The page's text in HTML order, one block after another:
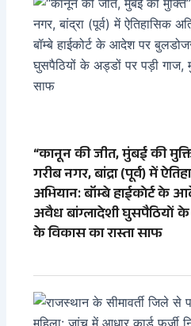
“कानून की जीत, मुंबई की
गरीब नगर, बांद्रा (पूर्व) में
अभियान: बॉम्बे हाईकोर्ट के
अवैध बांग्लादेशी घुसपैठियों के
के विकास का रास्ता साफ